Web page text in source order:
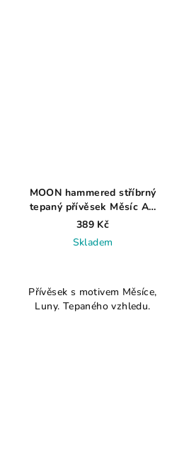
MOON hammered stříbrný
tepaný přívěsek Měsíc AG
925 ≤ 0,7 g
389 Kč
Skladem
Přívěsek s motivem Měsíce,
Luny. Tepaného vzhledu.